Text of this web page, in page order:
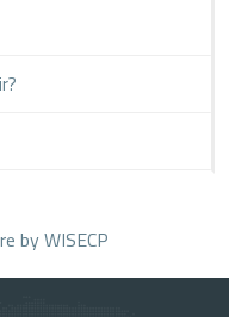
by WISECP